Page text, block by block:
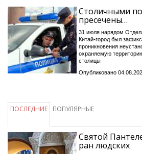
Столичными
пресечены…
31 июля нарядом
Китай-город был
проникновения
охраняемую
столицы
Опубликовано
ПОСЛЕДНИЕ ПОПУЛЯРНЫЕ
Святой
ран людских